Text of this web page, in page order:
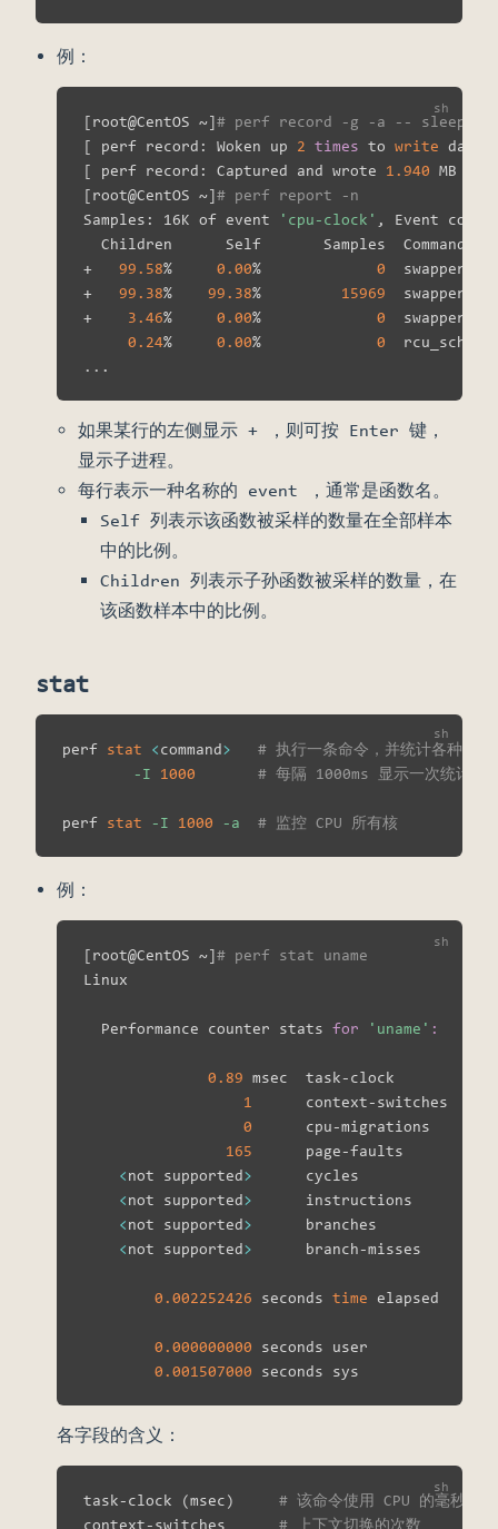
例：
[root@CentOS ~]# perf record -g -a -- sleep 10
[
perf record: Woken up 2 times to write data
[
perf record: Captured and wrote 1.940 MB
[root@CentOS ~]# perf report -n
Samples: 16K of event
'cpu-clock' , Event
Children      Self       Samples  Command
+ 99.58% 0.00% 0
+ 99.38% 99.38% 15969
+ 3.46% 0.00% 0
0.24% 0.00% 0
..
如果某行的左侧显示 + ，则可按 Enter 键，
显示子进程。
每行表示一种名称的 event ，通常是函数名。
Self 列表示该函数被采样的数量在全部样本
中的比例。
Children 列表示子孙函数被采样的数量，在
该函数样本中的比例。
stat
perf stat <command>
# 执行一条命令，并统计各种
-I
1000 # 每隔 1000ms 显示一次统计结
perf stat -I 1000 -a # 监控 CPU 所有核
例：
[root@CentOS ~]# perf stat uname
Linux
  Performance counter stats
for 'uname' :
0.89 msec  task-
1
context-
0
cpu-
165
page-
<not supported>
      cycles
<not supported>
      instructions
<not supported>
      branches
<not supported>
      branch-misses
0.002252426 seconds time elapsed
0.000000000 seconds user
0.001507000
各字段的含义：
task-clock (msec)
# 该命令使用 CPU 的毫秒数
context-switches # 上下文切换的次数